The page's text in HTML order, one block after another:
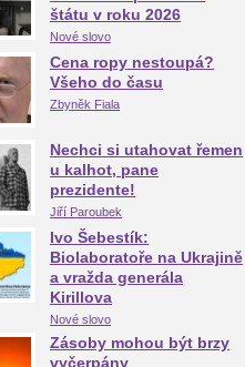
štátu v roku 2026
Nové slovo
Cena ropy nestoupá?
Všeho do času
Zbyněk Fiala
Nechci si utahovat řemen
u kalhot, pane
prezidente!
Jiří Paroubek
Ivo Šebestík:
Biolaboratoře na Ukrajině
a vražda generála
Kirillova
Nové slovo
Zásoby mohou být brzy
vyčerpány